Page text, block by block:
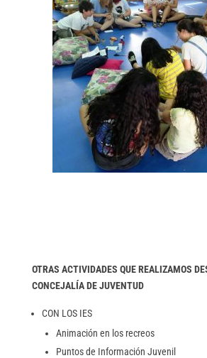
OTRAS ACTIVIDADES QUE REALIZAMOS
CONCEJALÍA DE JUVENTUD
CON LOS IES
Animación en los recreos
Puntos de Información Juvenil